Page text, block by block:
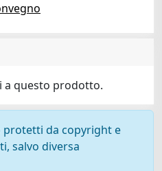
a questo prodotto.
protetti da copyright e
salvo diversa